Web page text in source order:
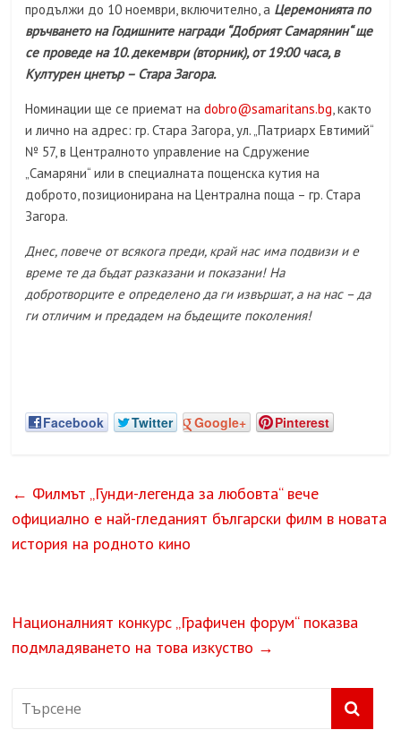
продължи до 10 ноември, включително, а Церемонията по
връчването на Годишните награди “Добрият Самарянин“ ще
се проведе на 10. декември (вторник), от 19:00 часа, в
Културен цнетър – Стара Загора.
Номинации ще се приемат наdobro@samaritans.bg, както
и лично на адрес: гр. Стара Загора, ул. „Патриарх Евтимий“
№ 57, в Централното управление на Сдружение
„Самаряни“ или в специалната пощенска кутия на
доброто, позициониранa на Централна поща – гр. Стара
Загора.
Днес, повече от всякога преди, край нас има подвизи и е
време те да бъдат разказани и показани! На
добротворците е определено да ги извършат, а на нас – да
ги отличим и предадем на бъдещите поколения!
Facebook Twitter Google+ Pinterest
← Филмът „Гунди-легенда за любовта“ вече
официално е най-гледаният български филм в новата
история на родното кино
Националният конкурс „Графичен форум“ показва
подмладяването на това изкуство →